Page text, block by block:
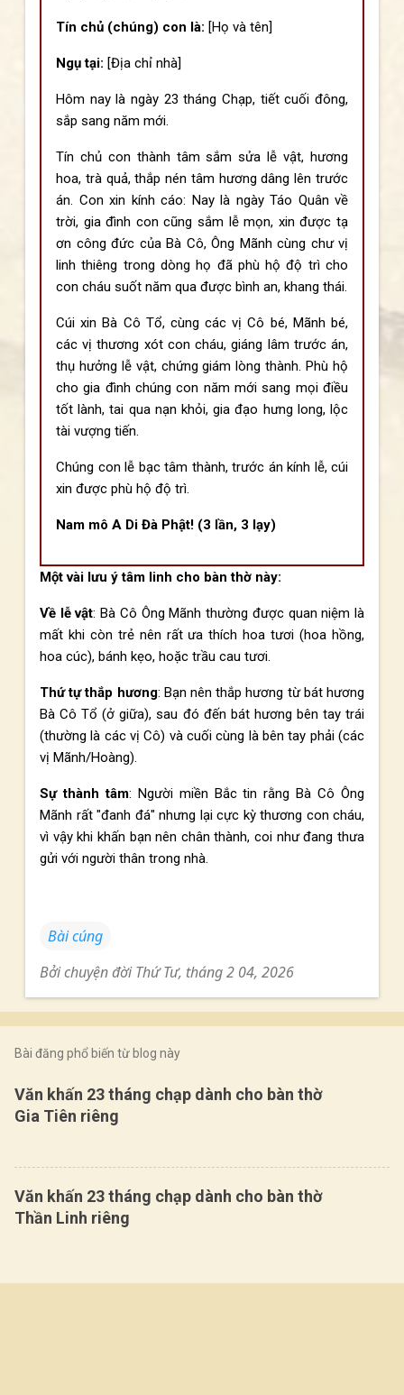
Tín chủ (chúng) con là: [Họ và tên]
Ngụ tại: [Địa chỉ nhà]
Hôm nay là ngày 23 tháng Chạp, tiết cuối đông,
sắp sang năm mới.
Tín chủ con thành tâm sắm sửa lễ vật, hương
hoa, trà quả, thắp nén tâm hương dâng lên trước
án. Con xin kính cáo: Nay là ngày Táo Quân về
trời, gia đình con cũng sắm lễ mọn, xin được tạ
ơn công đức của Bà Cô, Ông Mãnh cùng chư vị
linh thiêng trong dòng họ đã phù hộ độ trì cho
con cháu suốt năm qua được bình an, khang thái.
Cúi xin Bà Cô Tổ, cùng các vị Cô bé, Mãnh bé,
các vị thương xót con cháu, giáng lâm trước án,
thụ hưởng lễ vật, chứng giám lòng thành. Phù hộ
cho gia đình chúng con năm mới sang mọi điều
tốt lành, tai qua nạn khỏi, gia đạo hưng long, lộc
tài vượng tiến.
Chúng con lễ bạc tâm thành, trước án kính lễ, cúi
xin được phù hộ độ trì.
Nam mô A Di Đà Phật! (3 lần, 3 lạy)
Một vài lưu ý tâm linh cho bàn thờ này:
Về lễ vật: Bà Cô Ông Mãnh thường được quan niệm là
mất khi còn trẻ nên rất ưa thích hoa tươi (hoa hồng,
hoa cúc), bánh kẹo, hoặc trầu cau tươi.
Thứ tự thắp hương: Bạn nên thắp hương từ bát hương
Bà Cô Tổ (ở giữa), sau đó đến bát hương bên tay trái
(thường là các vị Cô) và cuối cùng là bên tay phải (các
vị Mãnh/Hoàng).
Sự thành tâm: Người miền Bắc tin rằng Bà Cô Ông
Mãnh rất "đanh đá" nhưng lại cực kỳ thương con cháu,
vì vậy khi khấn bạn nên chân thành, coi như đang thưa
gửi với người thân trong nhà.
Bài cúng
Bởichuyện đời Thứ Tư, tháng 2 04, 2026
Bài đăng phổ biến từ blog này
Văn khấn 23 tháng chạp dành cho bàn thờ
Gia Tiên riêng
Văn khấn 23 tháng chạp dành cho bàn thờ
Thần Linh riêng